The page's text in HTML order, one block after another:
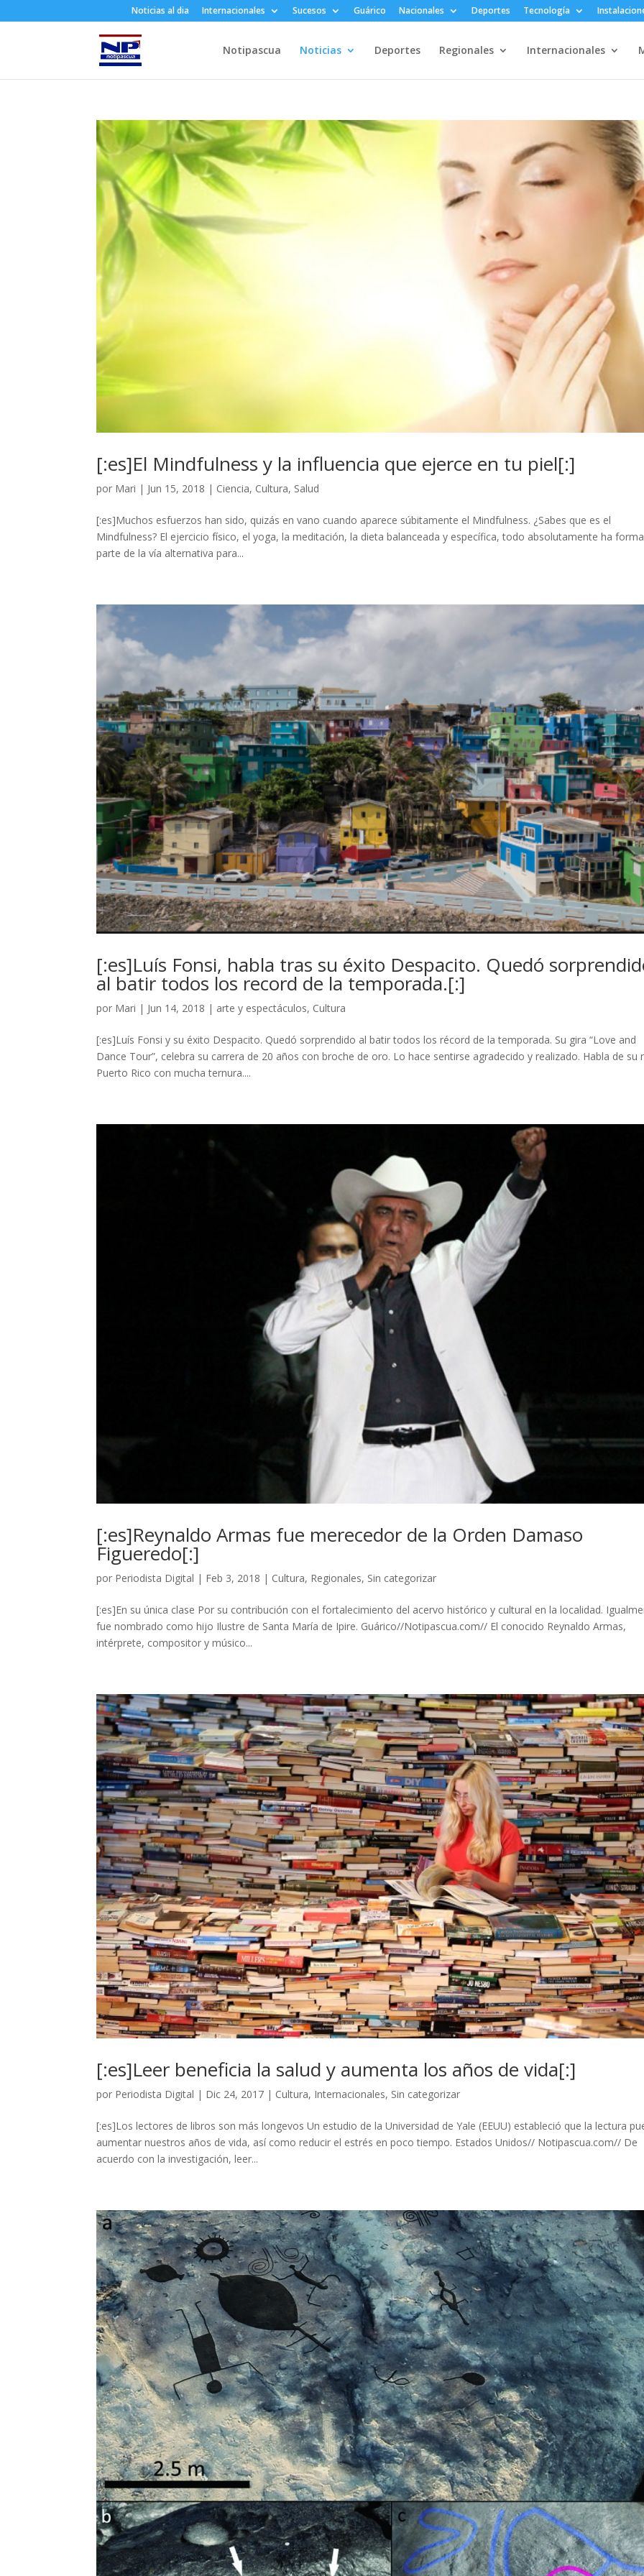
Noticias al dia Internacionales Sucesos Guárico Nacionales Deportes Tecnología
Notipascua Noticias Deportes Regionales Internacionales
[:es]El Mindfulness y la influencia que ejerce en tu piel[:]
por Mari | Jun 15, 2018 | Ciencia, Cultura, Salud
[:es]Muchos esfuerzos han sido, quizás en vano cuando aparece súbitamente el Mindfulness. ¿Sabes que es el
Mindfulness? El ejercicio físico, el yoga, la meditación, la dieta balanceada y específica, todo absolutamente ha
parte de la vía alternativa para...
[:es]Luís Fonsi, habla tras su éxito Despacito. Quedó
al batir todos los record de la temporada.[:]
por Mari | Jun 14, 2018 | arte y espectáculos, Cultura
[:es]Luís Fonsi y su éxito Despacito. Quedó sorprendido al batir todos los récord de la temporada. Su gira “Love and
Dance Tour”, celebra su carrera de 20 años con broche de oro. Lo hace sentirse agradecido y realizado. Habla de su
Puerto Rico con mucha ternura....
[:es]Reynaldo Armas fue merecedor de la Orden Damaso
Figueredo[:]
por Periodista Digital | Feb 3, 2018 | Cultura, Regionales, Sin categorizar
[:es]En su única clase Por su contribución con el fortalecimiento del acervo histórico y cultural en la localidad.
fue nombrado como hijo Ilustre de Santa María de Ipire. Guárico//Notipascua.com// El conocido Reynaldo Armas,
intérprete, compositor y músico...
[:es]Leer beneficia la salud y aumenta los años de vida[:]
por Periodista Digital | Dic 24, 2017 | Cultura, Internacionales, Sin categorizar
[:es]Los lectores de libros son más longevos Un estudio de la Universidad de Yale (EEUU) estableció que la lectura
aumentar nuestros años de vida, así como reducir el estrés en poco tiempo. Estados Unidos// Notipascua.com// De
acuerdo con la investigación, leer...